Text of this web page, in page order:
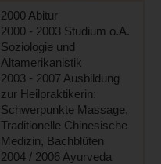
2000 Abitur
2000 - 2003 Studium o.A.
Soziologie und
Altamerikanistik
2003 - 2007 Ausbildung
zur Heilpraktikerin:
Schwerpunkte Massage,
Traditionelle Chinesische
Medizin, Bachblüten
2004 / 2006 Ayurveda